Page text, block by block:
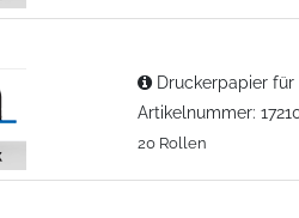
Druckerpapier für
Artikelnummer:
20 Rollen